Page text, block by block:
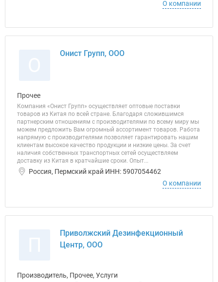
О компании
Онист Групп, ООО
Прочее
Компания «Онист Групп» осуществляет оптовые поставки
товаров из Китая по всей стране. Благодаря сложившимся
партнерским отношениям с производителями по всему миру мы
можем предложить Вам огромный ассортимент товаров. Работа
напрямую с производителями позволяет гарантировать нашим
клиентам высокое качество продукции и низкие цены. За счет
наличия собственных транспортных сетей осуществляем
доставку из Китая в кратчайшие сроки. Опыт...
Россия, Пермский край ИНН: 5907054462
О компании
Приволжский Дезинфекционный
Центр, ООО
Производитель, Прочее, Услуги